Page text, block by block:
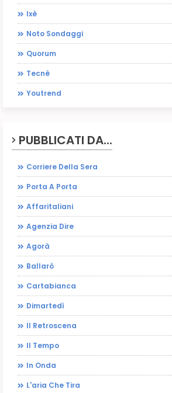
Ixè
Noto Sondaggi
Quorum
Tecnè
Youtrend
PUBBLICATI DA...
Corriere Della Sera
Porta A Porta
Affaritaliani
Agenzia Dire
Agorà
Ballarò
Cartabianca
Dimartedì
Il Retroscena
Il Tempo
In Onda
L'aria Che Tira